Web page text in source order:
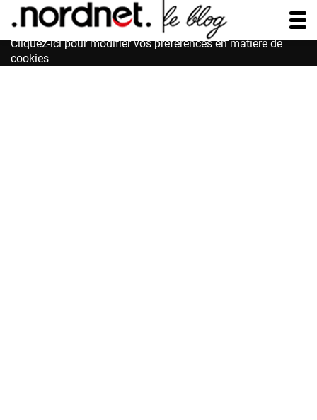
Accessibilité : non conforme
Cliquez-ici pour modifier vos préférences en matière de
cookies